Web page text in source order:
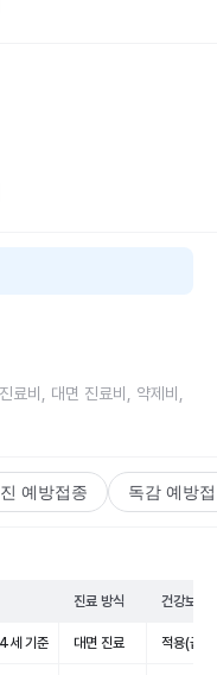
료비, 대면 진료비, 약제비,
예방접종 독감 예방
진료 방식 건강보험
기준 대면 진료 적용(급여)